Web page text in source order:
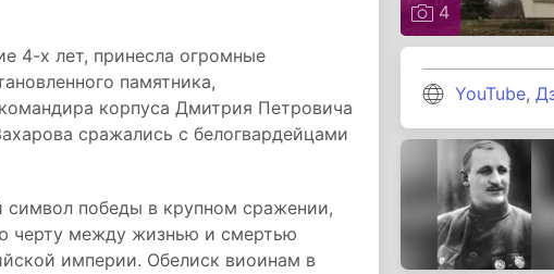
4-х лет, принесла огромные
памятника,
корпуса Дмитрия Петровича
сражались с белогвардейцами
победы в крупном сражении,
черту между жизнью и смертью
империи. Обелиск виоинам в
4
YouTube,